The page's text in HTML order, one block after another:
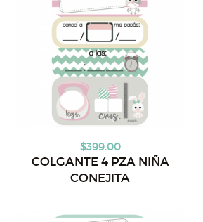
$399.00
COLGANTE 4 PZA NIÑA
CONEJITA